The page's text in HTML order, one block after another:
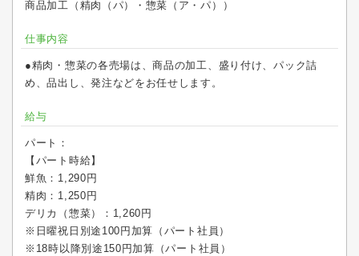
商品加工（精肉（パ）・惣菜（ア・パ））
仕事内容
●精肉・惣菜の各売場は、商品の加工、盛り付け、パック詰
め、品出し、発注などをお任せします。
給与
パート：
【パート時給】
鮮魚：1,290円
精肉：1,250円
デリカ（惣菜）：1,260円
※日曜祝日別途100円加算（パート社員）
※18時以降別途150円加算（パート社員）